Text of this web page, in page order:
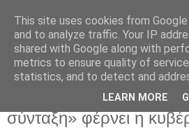
Δευτέρα 5 Αυγούστου 2019
Μόνιμη και
σύνταξη» φέρνει η
This site uses cookies from
and to analyze traffic. Your IP
shared with Google along with
metrics to ensure quality of
statistics, and to detect and
LEARN MORE